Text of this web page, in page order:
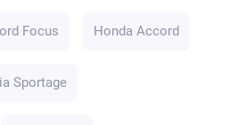
Focus Honda Accord
Sportage